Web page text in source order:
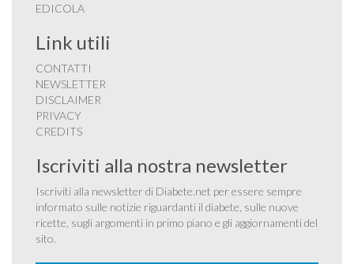
EDICOLA
Link utili
CONTATTI
NEWSLETTER
DISCLAIMER
PRIVACY
CREDITS
Iscriviti alla nostra newsletter
Iscriviti alla newsletter di Diabete.net per essere sempre
informato sulle notizie riguardanti il diabete, sulle nuove
ricette, sugli argomenti in primo piano e gli aggiornamenti del
sito.